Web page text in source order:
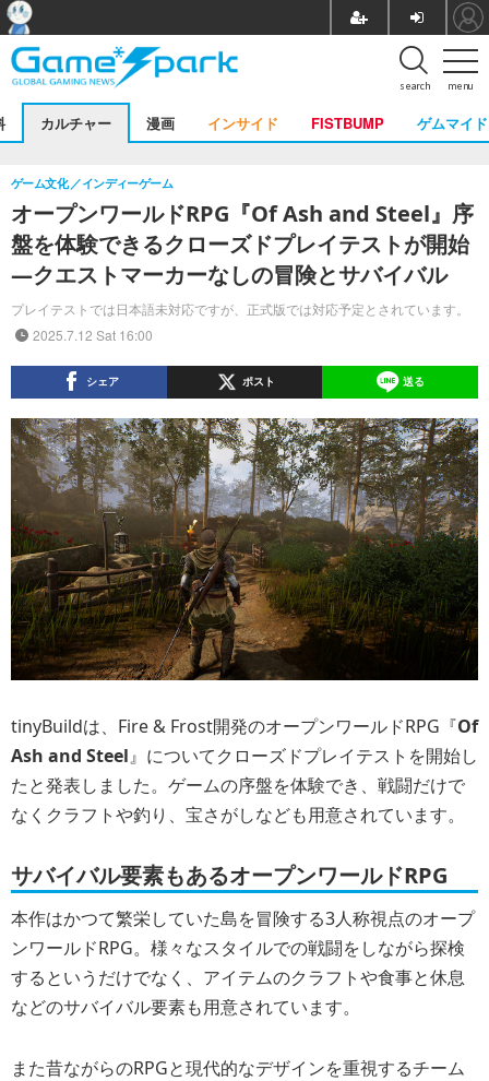
menu
search
カルチャー 漫画 インサイド FISTBUMP ゲムマイド
オープンワールドRPG『Of Ash and Steel』序
盤を体験できるクローズドプレイテストが開始
―クエストマーカーなしの冒険とサバイバル
プレイテストでは日本語未対応ですが、正式版では対応予定とされています。
ゲーム文化 インディーゲーム
2025.7.12 Sat 16:00
シェア ポスト 送る
tinyBuildは、Fire & Frost開発のオープンワールドRPG『Of
Ash and Steel』についてクローズドプレイテストを開始し
たと発表しました。ゲームの序盤を体験でき、戦闘だけで
なくクラフトや釣り、宝さがしなども用意されています。
サバイバル要素もあるオープンワールドRPG
本作はかつて繁栄していた島を冒険する3人称視点のオープ
ンワールドRPG。様々なスタイルでの戦闘をしながら探検
するというだけでなく、アイテムのクラフトや食事と休息
などのサバイバル要素も用意されています。
また昔ながらのRPGと現代的なデザインを重視するチーム